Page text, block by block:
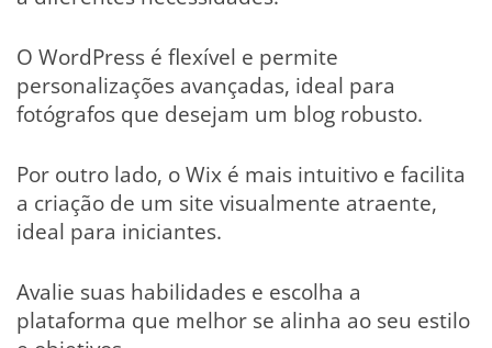
O WordPress é flexível e permite
personalizações avançadas, ideal para
fotógrafos que desejam um blog robusto.
Por outro lado, o Wix é mais intuitivo e facilita
a criação de um site visualmente atraente,
ideal para iniciantes.
Avalie suas habilidades e escolha a
plataforma que melhor se alinha ao seu estilo